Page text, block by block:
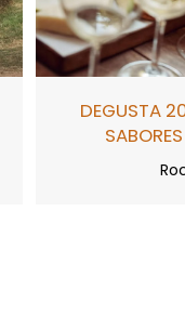
DEGUSTA